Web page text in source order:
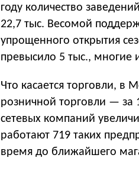
году количество
22,7 тыс. Весомой
упрощенного открытия
превысило 5 тыс., многие
Что касается торговли, в
розничной торговли — за
сетевых компаний
работают 719 таких
время до ближайшего